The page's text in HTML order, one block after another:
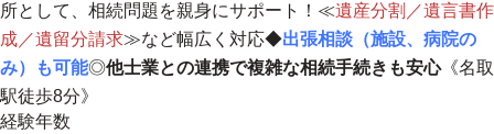
所として、相続問題を親身にサポート！≪遺産分割 ／遺言書作
成 ／遺留分請求≫など幅広く対応◆出張相談（施設、病院の
み）も可能◎他士業との連携で複雑な相続手続きも安心《名取
駅徒歩8分》
経験年数